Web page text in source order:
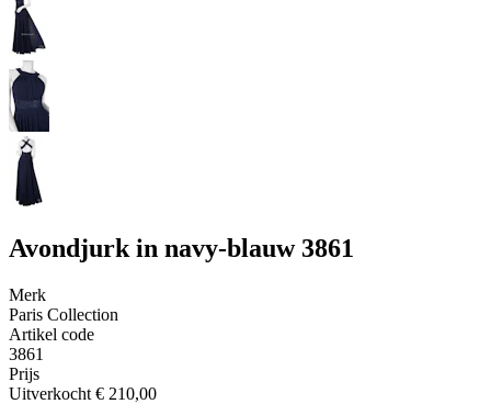
Avondjurk in navy-blauw 3861
Merk
Paris Collection
Artikel code
3861
Prijs
Uitverkocht € 210,00